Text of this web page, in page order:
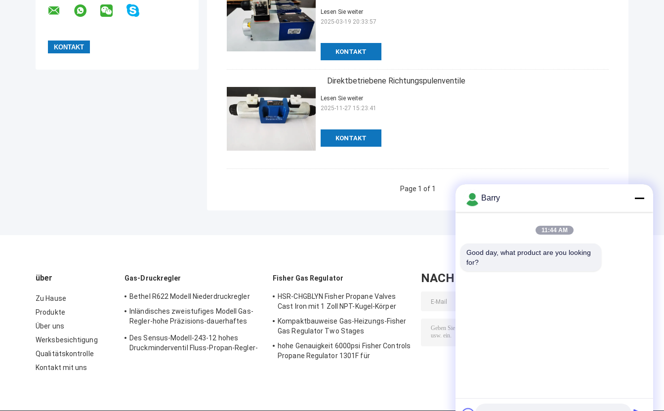
KONTAKT
Lesen Sie weiter
2025-03-19 20:33:57
Direktbetriebene Richtungspulenventile
KONTAKT
Lesen Sie weiter
2025-11-27 15:23:41
Page 1 of 1
über
Zu Hause
Produkte
Über uns
Werksbesichtigung
Qualitätskontrolle
Kontakt mit uns
Gas-Druckregler
Bethel R622 Modell Niederdruckregler
Inländisches zweistufiges Modell Gas-
Regler-hohe Präzisions-dauerhaftes
Des Sensus-Modell-243-12 hohes
Druckminderventil Fluss-Propan-Regler-
Fisher Gas Regulator
HSR-CHGBLYN Fisher Propane Valves
Cast Iron mit 1 Zoll NPT-Kugel-Körper
Kompaktbauweise Gas-Heizungs-Fisher
Gas Regulator Two Stages
hohe Genauigkeit 6000psi Fisher Controls
Propane Regulator 1301F für
NACHRICHT HINTERLASSEN
Barry
11:44 AM
Good day, what product are you looking
for?